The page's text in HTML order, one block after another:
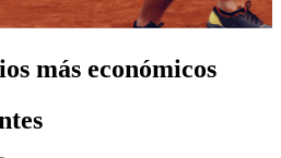
más económicos